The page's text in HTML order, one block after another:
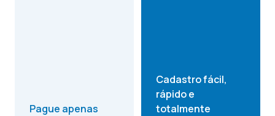
Pague apenas
Cadastro fácil,
rápido e
totalmente